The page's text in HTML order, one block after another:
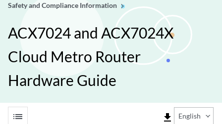
Safety and Compliance Information
ACX7024 and ACX7024X
Cloud Metro Router
Hardware Guide
list file_download English